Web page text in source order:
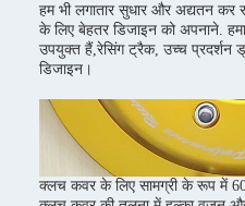
हम भी लगातार सुधार और अद्यतन कर
के लिए बेहतर डिजाइन को अपनाने.
उपयुक्त हैं,रेसिंग ट्रैक, उच्च प्रदर्शन
डिजाइन।
क्लच कवर के लिए सामग्री के रूप में